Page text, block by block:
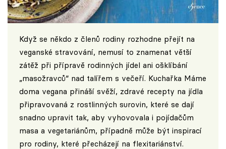
Když se někdo z členů rodiny rozhodne přejít na
veganské stravování, nemusí to znamenat větší
zátěž při přípravě rodinných jídel ani ošklíbání
„masožravců“ nad talířem s večeří. Kuchařka Máme
doma vegana přináší svěží, zdravé recepty na jídla
připravovaná z rostlinných surovin, které se dají
snadno upravit tak, aby vyhovovala i pojídačům
masa a vegetariánům, případně může být inspirací
pro rodiny, které přecházejí na flexitariánství.